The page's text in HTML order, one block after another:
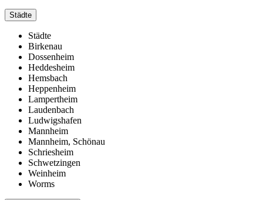
Städte
Städte
Birkenau
Dossenheim
Heddesheim
Hemsbach
Heppenheim
Lampertheim
Laudenbach
Ludwigshafen
Mannheim
Mannheim, Schönau
Schriesheim
Schwetzingen
Weinheim
Worms